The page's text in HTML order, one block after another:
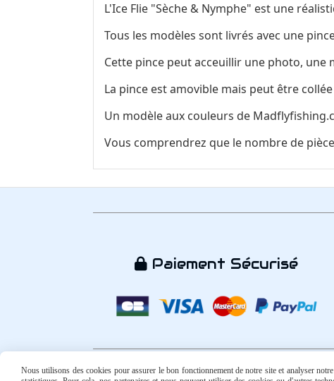
L'Ice Flie "Sèche & Nymphe" est une
Tous les modèles sont livrés avec une
Cette pince peut acceuillir une photo, une
La pince est amovible mais peut être
Un modèle aux couleurs de
Vous comprendrez que le nombre de
Paiement Sécurisé
Nous utilisons des cookies pour assurer le bon fonctionnement de notre site et analyser